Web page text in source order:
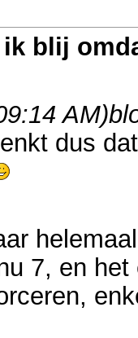
ik blij
AM)
dus
7, en